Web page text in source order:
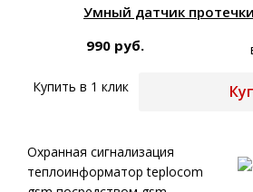
Умный датчик
990 руб.
Купить в 1 клик
Охранная сигнализация
теплоинформатор teplocom